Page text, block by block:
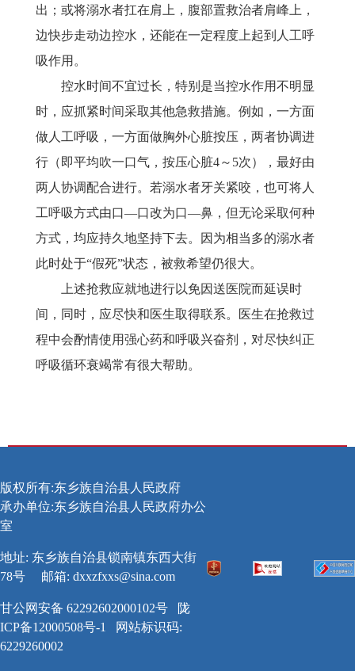
出；或将溺水者扛在肩上，腹部置救治者肩峰上，
边快步走动边控水，还能在一定程度上起到人工呼
吸作用。
控水时间不宜过长，特别是当控水作用不明显
时，应抓紧时间采取其他急救措施。例如，一方面
做人工呼吸，一方面做胸外心脏按压，两者协调进
行（即平均吹一口气，按压心脏4～5次），最好由
两人协调配合进行。若溺水者牙关紧咬，也可将人
工呼吸方式由口—口改为口—鼻，但无论采取何种
方式，均应持久地坚持下去。因为相当多的溺水者
此时处于“假死”状态，被救希望仍很大。
上述抢救应就地进行以免因送医院而延误时
间，同时，应尽快和医生取得联系。医生在抢救过
程中会酌情使用强心药和呼吸兴奋剂，对尽快纠正
呼吸循环衰竭常有很大帮助。
版权所有:东乡族自治县人民政府
承办单位:东乡族自治县人民政府办公
室
地址: 东乡族自治县锁南镇东西大街
78号
邮箱: dxxzfxxs@sina.com
甘公网安备 62292602000102号
陇
ICP备12000508号-1
网站标识码:
6229260002